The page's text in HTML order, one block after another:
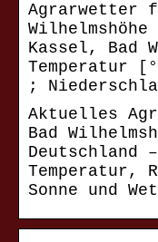
Agrarwetter
Kassel, Bad
Temperatur
;
Aktuelles
Bad
Deutschland
Temperatur,
Sonne und